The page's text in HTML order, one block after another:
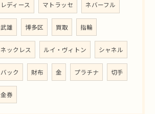
レディース マトラッセ ネバーフル
武雄 博多区 買取 指輪
ネックレス ルイ・ヴィトン シャネル
バック 財布 金 プラチナ 切手
金券